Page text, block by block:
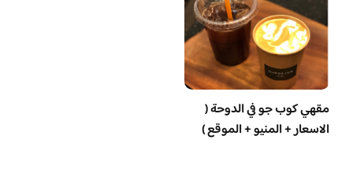
مقهي كوب جو في الدوحة (
الاسعار + المنيو + الموقع )